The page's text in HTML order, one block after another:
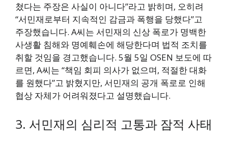
쳤다는 주장은 사실이 아니다”라고 밝히며, 오히려
“서민재로부터 지속적인 감금과 폭행을 당했다”고
주장했습니다. A씨는 서민재의 신상 폭로가 명백한
사생활 침해와 명예훼손에 해당한다며 법적 조치를
취할 것임을 경고했습니다. 5월 5일 OSEN 보도에 따
르면, A씨는 “책임 회피 의사가 없으며, 적절한 대화
를 원했다”고 밝혔지만, 서민재의 공개 폭로로 인해
협상 자체가 어려워졌다고 설명했습니다.
3. 서민재의 심리적 고통과 잠적 사태